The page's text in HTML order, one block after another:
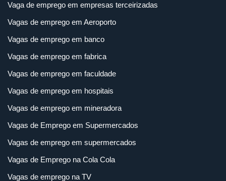
Vaga de emprego em empresas terceirizadas
Vagas de emprego em Aeroporto
Vagas de emprego em banco
Vagas de emprego em fabrica
Vagas de emprego em faculdade
Vagas de emprego em hospitais
Vagas de emprego em mineradora
Vagas de Emprego em Supermercados
Vagas de emprego em supermercados
Vagas de Emprego na Cola Cola
Vagas de emprego na TV